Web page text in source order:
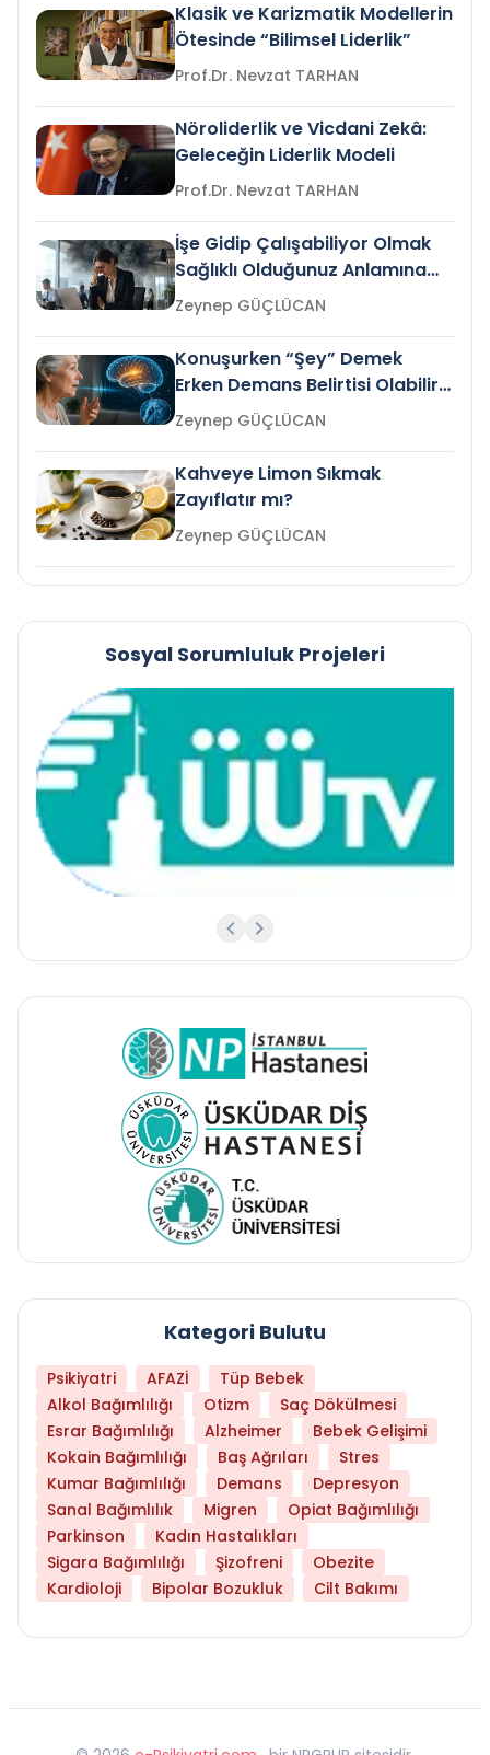
Klasik ve Karizmatik Modellerin
Ötesinde “Bilimsel Liderlik”
Prof.Dr. Nevzat TARHAN
Nöroliderlik ve Vicdani Zekâ:
Geleceğin Liderlik Modeli
Prof.Dr. Nevzat TARHAN
İşe Gidip Çalışabiliyor Olmak
Sağlıklı Olduğunuz Anlamına
Gelir mi?Zeynep GÜÇLÜCAN
Konuşurken “Şey” Demek
Erken Demans Belirtisi Olabilir
mi?
Zeynep GÜÇLÜCAN
Kahveye Limon Sıkmak
Zayıflatır mı?
Zeynep GÜÇLÜCAN
Sosyal Sorumluluk Projeleri
Kategori Bulutu
Psikiyatri AFAZİ
Tüp Bebek
Alkol Bağımlılığı
Otizm
Saç Dökülmesi
Esrar Bağımlılığı
Alzheimer
Bebek Gelişimi
Kokain Bağımlılığı
Baş Ağrıları
Stres
Kumar Bağımlılığı
Demans
Depresyon
Sanal Bağımlılık
Migren
Opiat Bağımlılığı
Parkinson
Kadın Hastalıkları
Sigara Bağımlılığı
Şizofreni
Obezite
Kardioloji
Bipolar Bozukluk Cilt Bakımı